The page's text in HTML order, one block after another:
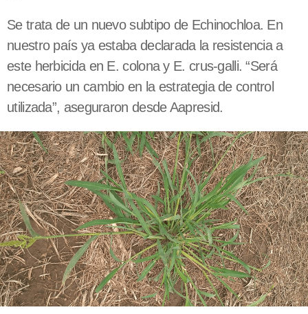
Se trata de un nuevo subtipo de Echinochloa. En
nuestro país ya estaba declarada la resistencia a
este herbicida en E. colona y E. crus-galli. “Será
necesario un cambio en la estrategia de control
utilizada”, aseguraron desde Aapresid.